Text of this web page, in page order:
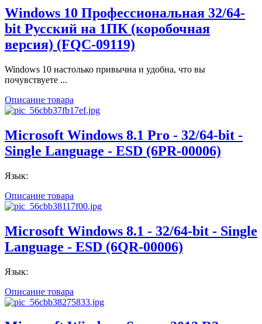
Windows 10 Профессиональная 32/64-
bit Русский на 1ПК (коробочная
версия) (FQC-09119)
Windows 10 настолько привычна и удобна, что вы
почувствуете ...
Описание товара
Microsoft Windows 8.1 Pro - 32/64-bit -
Single Language - ESD (6PR-00006)
Язык:
Описание товара
Microsoft Windows 8.1 - 32/64-bit - Single
Language - ESD (6QR-00006)
Язык:
Описание товара